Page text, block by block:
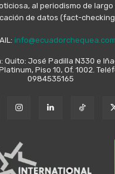
al periodismo de largo
de datos (fact-
info@ecuadorchequea.com
Quito: José Padilla N330 e
Piso 10, Of. 1002.
0984535165